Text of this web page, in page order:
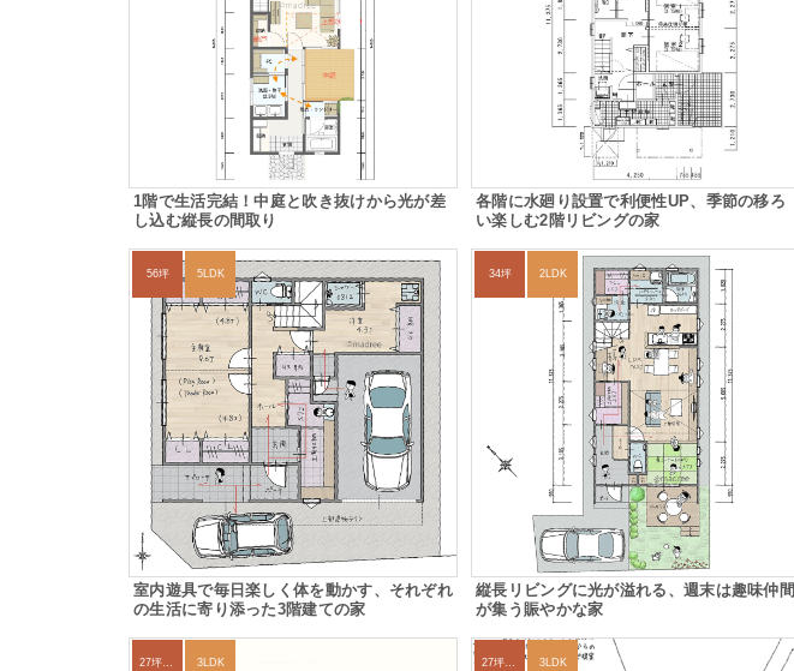
1階で生活完結！中庭と吹き抜けから光が差
し込む縦長の間取り
各階に水廻り設置で利便性UP、季節の移ろ
い楽しむ2階リビングの家
56坪 5LDK
室内遊具で毎日楽しく体を動かす、それぞれ
の生活に寄り添った3階建ての家
34坪 2LDK
縦長リビングに光が溢れる、週末は趣味仲間
が集う賑やかな家
27坪〜30坪 3LDK 27坪〜30坪 3LDK